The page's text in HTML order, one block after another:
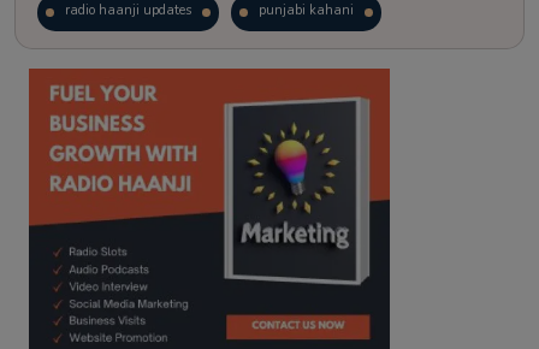
radio haanji updates punjabi kahani
kitaab kahani punjabi story